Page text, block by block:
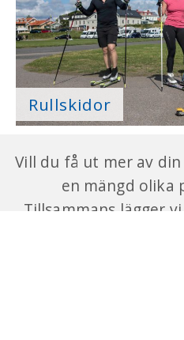
Rullskidor
Vill du få ut mer av
en mängd olika
Tillsammans lägger